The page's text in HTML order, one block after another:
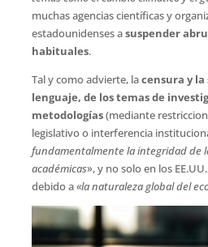
muchas agencias científicas y
estadounidenses asuspender
habituales.
Tal y como advierte, lacensura y
lenguaje, de los temas de
metodologías(mediante
legislativo o interferencia
fundamentalmente la integridad de
académicas», y no solo en los
debido a«la naturaleza global del